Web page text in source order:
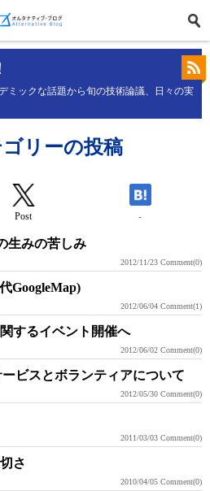
ミックな話題から旬の技術論議、日々の実
ゴリーの投稿
Post -
生みの苦しみ
2012/11/23 Comment(0)
GoogleMap)
2012/06/04 Comment(1)
するイベント開催へ
2012/06/02 Comment(0)
ビスとボランティアについて
2012/05/30 Comment(0)
2011/03/03 Comment(0)
さ
2010/04/05 Comment(0)